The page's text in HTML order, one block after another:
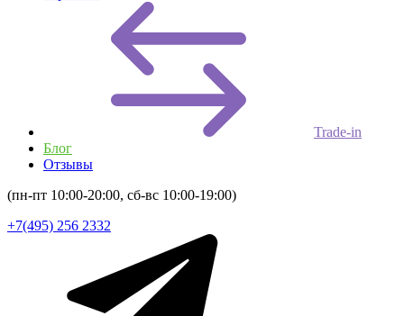
Trade-in
Блог
Отзывы
(пн-пт 10:00-20:00, сб-вс 10:00-19:00)
+7(495) 256 2332